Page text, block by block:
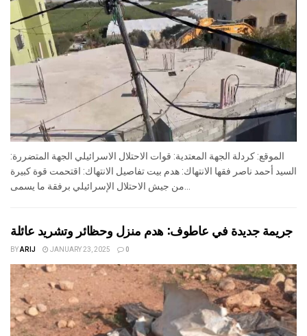
الموقع: كردلة الجهة المعتدية: قوات الاحتلال الاسرائيلي الجهة المتضررة:
السيد أحمد ناصر فقها الانتهاك: هدم بيت تفاصيل الانتهاك: اقتحمت قوة كبيرة
من جيش الاحتلال الإسرائيلي برفقة ما يسمى...
جريمة جديدة في عاطوف: هدم منزل وحظائر وتشريد عائلة
BYARIJ JANUARY 23, 2025 0